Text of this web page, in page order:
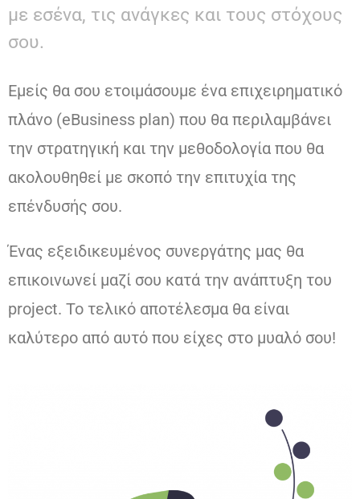
με εσένα, τις ανάγκες και τους στόχους
σου.
Εμείς θα σου ετοιμάσουμε ένα επιχειρηματικό
πλάνο (eBusiness plan) που θα περιλαμβάνει
την στρατηγική και την μεθοδολογία που θα
ακολουθηθεί με σκοπό την επιτυχία της
επένδυσής σου.
Ένας εξειδικευμένος συνεργάτης μας θα
επικοινωνεί μαζί σου κατά την ανάπτυξη του
project. Το τελικό αποτέλεσμα θα είναι
καλύτερο από αυτό που είχες στο μυαλό σου!